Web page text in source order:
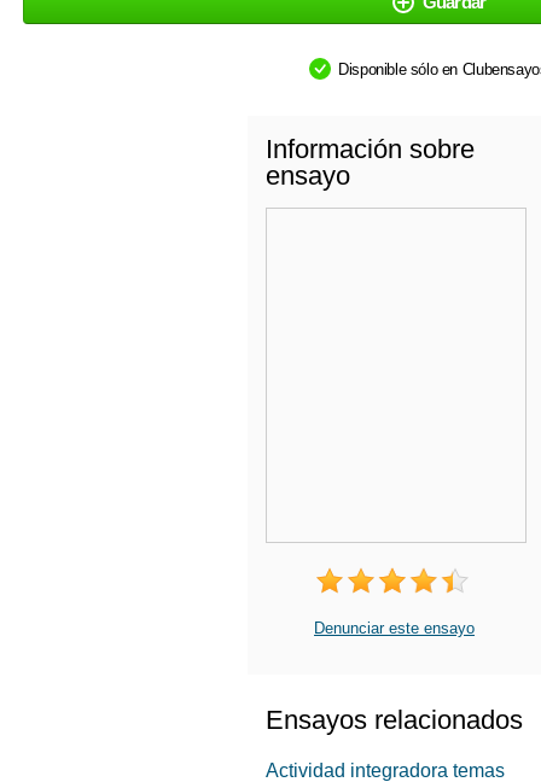
Disponible sólo en
Información sobre
ensayo
Denunciar este ensayo
Ensayos relacionados
Actividad integradora temas